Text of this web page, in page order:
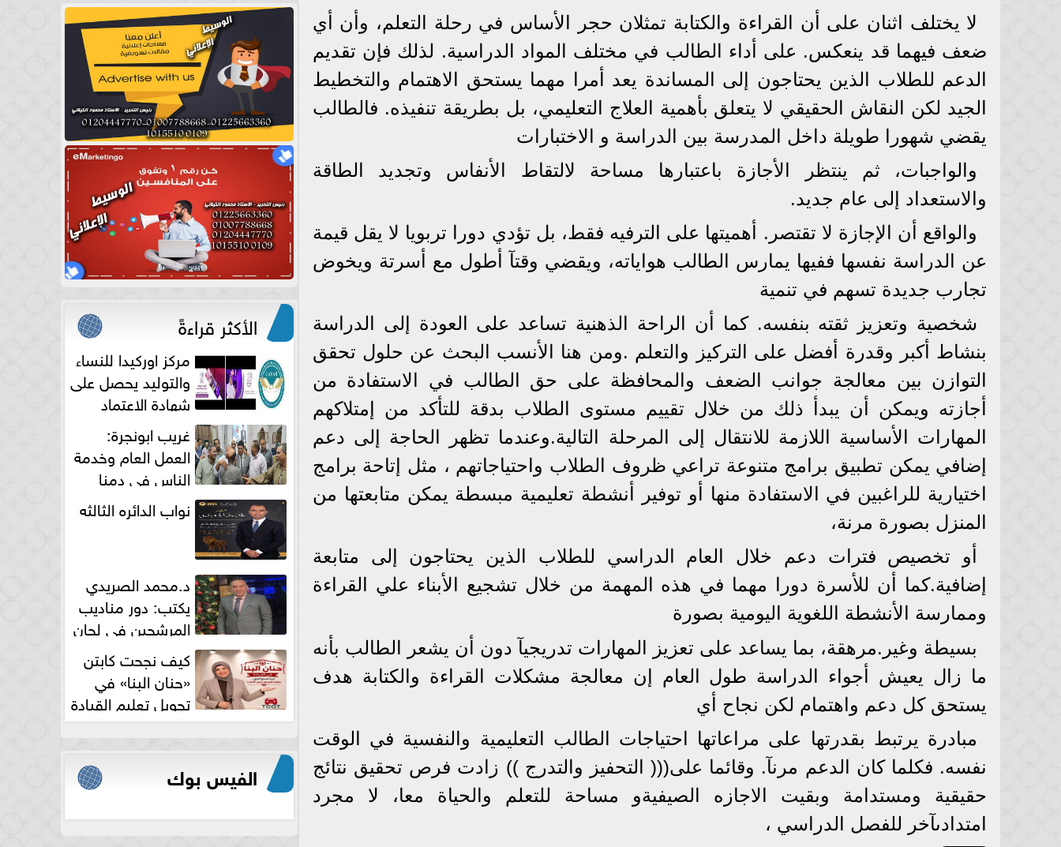
لا يختلف اثنان على أن القراءة والكتابة تمثلان حجر الأساس في رحلة التعلم، وأن أي
ضعف فيهما قد ينعكس. على أداء الطالب في مختلف المواد الدراسية. لذلك فإن تقديم
الدعم للطلاب الذين يحتاجون إلى المساندة يعد أمرا مهما يستحق الاهتمام والتخطيط
الجيد لكن النقاش الحقيقي لا يتعلق بأهمية العلاج التعليمي، بل بطريقة تنفيذه. فالطالب
يقضي شهورا طويلة داخل المدرسة بين الدراسة و الاختبارات
والواجبات، ثم ينتظر الأجازة باعتبارها مساحة لالتقاط الأنفاس وتجديد الطاقة
والاستعداد إلى عام جديد.
والواقع أن الإجازة لا تقتصر. أهميتها على الترفيه فقط، بل تؤدي دورا تربويا لا يقل قيمة
عن الدراسة نفسها ففيها يمارس الطالب هواياته، ويقضي وقتآ أطول مع أسرتة ويخوض
تجارب جديدة تسهم في تنمية
شخصية وتعزيز ثقته بنفسه. كما أن الراحة الذهنية تساعد على العودة إلى الدراسة
بنشاط أكبر وقدرة أفضل على التركيز والتعلم .ومن هنا الأنسب البحث عن حلول تحقق
التوازن بين معالجة جوانب الضعف والمحافظة على حق الطالب في الاستفادة من
أجازته ويمكن أن يبدأ ذلك من خلال تقييم مستوى الطلاب بدقة للتأكد من إمتلاكهم
المهارات الأساسية اللازمة للانتقال إلى المرحلة التالية.وعندما تظهر الحاجة إلى دعم
إضافي يمكن تطبيق برامج متنوعة تراعي ظروف الطلاب واحتياجاتهم ، مثل إتاحة برامج
اختيارية للراغبين في الاستفادة منها أو توفير أنشطة تعليمية مبسطة يمكن متابعتها من
المنزل بصورة مرنة،
أو تخصيص فترات دعم خلال العام الدراسي للطلاب الذين يحتاجون إلى متابعة
إضافية.كما أن للأسرة دورا مهما في هذه المهمة من خلال تشجيع الأبناء علي القراءة
وممارسة الأنشطة اللغوية اليومية بصورة
بسيطة وغير.مرهقة، بما يساعد على تعزيز المهارات تدريجيآ دون أن يشعر الطالب بأنه
ما زال يعيش أجواء الدراسة طول العام إن معالجة مشكلات القراءة والكتابة هدف
يستحق كل دعم واهتمام لكن نجاح أي
مبادرة يرتبط بقدرتها على مراعاتها احتياجات الطالب التعليمية والنفسية في الوقت
نفسه. فكلما كان الدعم مرنآ. وقائما على((( التحفيز والتدرج )) زادت فرص تحقيق نتائج
حقيقية ومستدامة وبقيت الاجازه الصيفيةو مساحة للتعلم والحياة معا، لا مجرد
امتدادىآخر للفصل الدراسي ،
الأكثر قراءةً
مركز اوركيدا للنساء
والتوليد يحصل على
شهادة الاعتماد
الكامل
غريب ابونجرة:
العمل العام وخدمة
الناس فى دمنا
نواب الدائره الثالثه
د.محمد الصريدي
يكتب: دور مناديب
المرشحين في لجان
الانتخابات
كيف نجحت كابتن
«حنان البنا» في
تحويل تعليم القيادة
النسائية من خوف...
الفيس بوك